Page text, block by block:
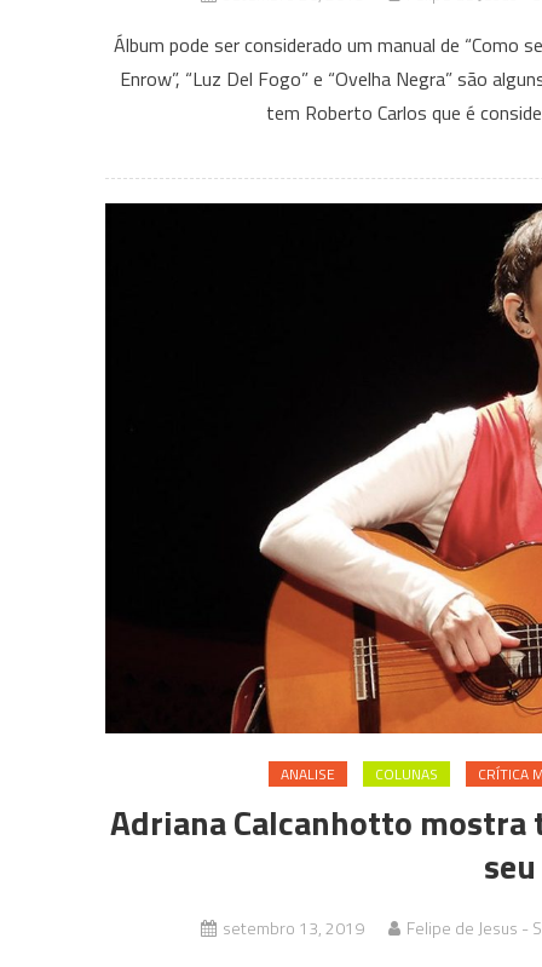
Álbum pode ser considerado um manual de “Como
Enrow”, “Luz Del Fogo” e “Ovelha Negra” são
tem Roberto Carlos que é
ANALISE COLUNAS CRÍTICA
Adriana Calcanhotto mostra
setembro 13, 2019 Felipe de Jesus -